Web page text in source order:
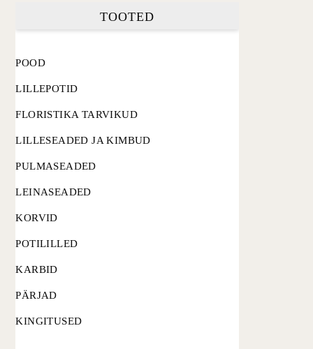
TOOTED
POOD
LILLEPOTID
FLORISTIKA TARVIKUD
LILLESEADED JA KIMBUD
PULMASEADED
LEINASEADED
KORVID
POTILILLED
KARBID
PÄRJAD
KINGITUSED